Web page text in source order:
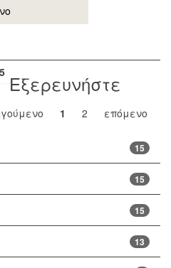
1 2 επόμενο
Εξερευνήστε
15
15
15
13